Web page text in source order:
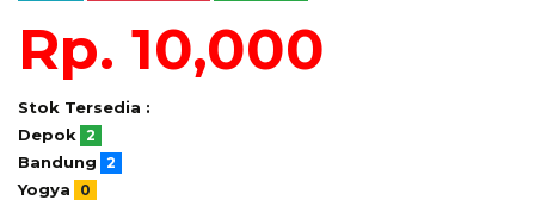
Rp. 10,000
Stok Tersedia :
Depok 2
Bandung 2
Yogya 0